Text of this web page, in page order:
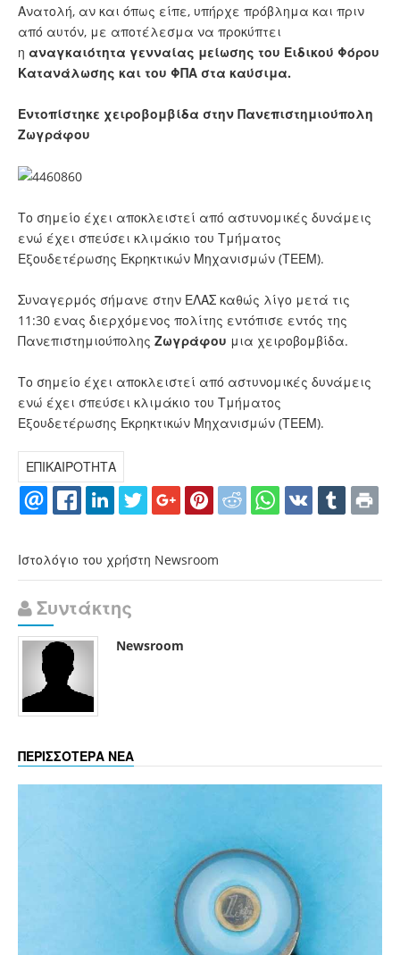
Ανατολή, αν και όπως είπε, υπήρχε πρόβλημα και πριν
από αυτόν, με αποτέλεσμα να προκύπτει
η αναγκαιότητα γενναίας μείωσης του Ειδικού Φόρου
Κατανάλωσης και του ΦΠΑ στα καύσιμα.
Εντοπίστηκε χειροβομβίδα στην Πανεπιστημιούπολη
Ζωγράφου
Το σημείο έχει αποκλειστεί από αστυνομικές δυνάμεις
ενώ έχει σπεύσει κλιμάκιο του Τμήματος
Εξουδετέρωσης Εκρηκτικών Μηχανισμών (ΤΕΕΜ).
Συναγερμός σήμανε στην ΕΛΑΣ καθώς λίγο μετά τις
11:30 ενας διερχόμενος πολίτης εντόπισε εντός της
Πανεπιστημιούπολης Ζωγράφου μια χειροβομβίδα.
Το σημείο έχει αποκλειστεί από αστυνομικές δυνάμεις
ενώ έχει σπεύσει κλιμάκιο του Τμήματος
Εξουδετέρωσης Εκρηκτικών Μηχανισμών (ΤΕΕΜ).
ΕΠΙΚΑΙΡΟΤΗΤΑ
Ιστολόγιο του χρήστη Newsroom
Συντάκτης
Newsroom
ΠΕΡΙΣΣΟΤΕΡΑ ΝΕΑ